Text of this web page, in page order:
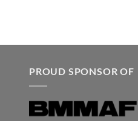
PROUD SPONSOR OF